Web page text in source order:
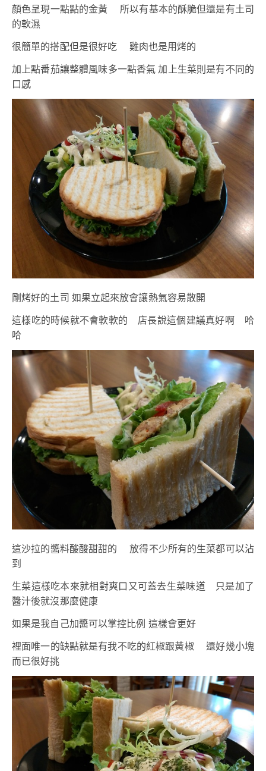
顏色呈現一點點的金黃 所以有基本的酥脆但還是有土司
的軟濕
很簡單的搭配但是很好吃 雞肉也是用烤的
加上點番茄讓整體風味多一點香氣 加上生菜則是有不同的
口感
剛烤好的土司 如果立起來放會讓熱氣容易散開
這樣吃的時候就不會軟軟的 店長說這個建議真好啊 哈
哈
這沙拉的醬料酸酸甜甜的 放得不少所有的生菜都可以沾
到
生菜這樣吃本來就相對爽口又可蓋去生菜味道 只是加了
醬汁後就沒那麼健康
如果是我自己加醬可以掌控比例 這樣會更好
裡面唯一的缺點就是有我不吃的紅椒跟黃椒 還好幾小塊
而已很好挑